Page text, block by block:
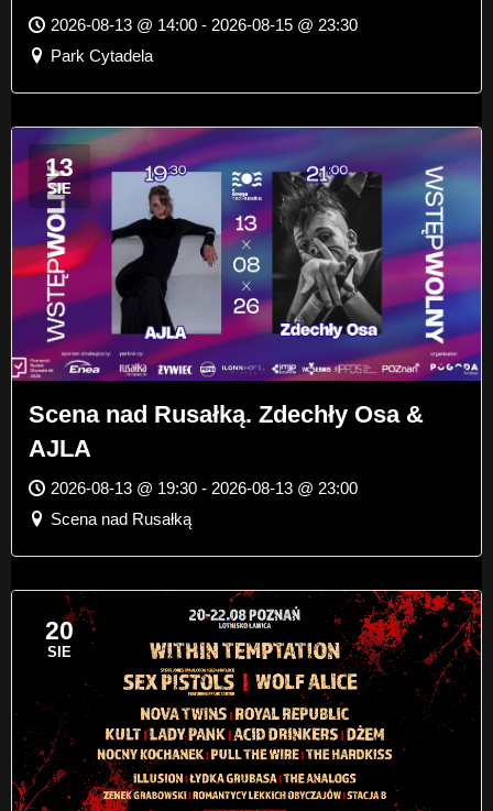
2026-08-13 @ 14:00 - 2026-08-15 @ 23:30
Park Cytadela
13
SIE
Scena nad Rusałką. Zdechły Osa &
AJLA
2026-08-13 @ 19:30 - 2026-08-13 @ 23:00
Scena nad Rusałką
20
SIE